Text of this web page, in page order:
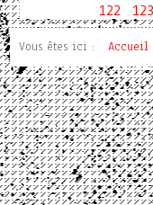
122
123
Vous êtes ici : Accueil